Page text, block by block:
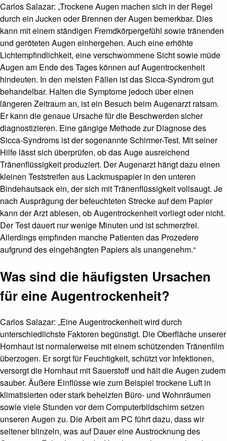
Carlos Salazar: „Trockene Augen machen sich in der Regel
durch ein Jucken oder Brennen der Augen bemerkbar. Dies
kann mit einem ständigen Fremdkörpergefühl sowie tränenden
und geröteten Augen einhergehen. Auch eine erhöhte
Lichtempfindlichkeit, eine verschwommene Sicht sowie müde
Augen am Ende des Tages können auf Augentrockenheit
hindeuten. In den meisten Fällen ist das Sicca-Syndrom gut
behandelbar. Halten die Symptome jedoch über einen
längeren Zeitraum an, ist ein Besuch beim Augenarzt ratsam.
Er kann die genaue Ursache für die Beschwerden sicher
diagnostizieren. Eine gängige Methode zur Diagnose des
Sicca-Syndroms ist der sogenannte Schirmer-Test. Mit seiner
Hilfe lässt sich überprüfen, ob das Auge ausreichend
Tränenflüssigkeit produziert. Der Augenarzt hängt dazu einen
kleinen Teststreifen aus Lackmuspapier in den unteren
Bindehautsack ein, der sich mit Tränenflüssigkeit vollsaugt. Je
nach Ausprägung der befeuchteten Strecke auf dem Papier
kann der Arzt ablesen, ob Augentrockenheit vorliegt oder nicht.
Der Test dauert nur wenige Minuten und ist schmerzfrei.
Allerdings empfinden manche Patienten das Prozedere
aufgrund des eingehängten Papiers als unangenehm.“
Was sind die häufigsten Ursachen
für eine Augentrockenheit?
Carlos Salazar: „Eine Augentrockenheit wird durch
unterschiedlichste Faktoren begünstigt. Die Oberfläche unserer
Hornhaut ist normalerweise mit einem schützenden Tränenfilm
überzogen. Er sorgt für Feuchtigkeit, schützt vor Infektionen,
versorgt die Hornhaut mit Sauerstoff und hält die Augen zudem
sauber. Äußere Einflüsse wie zum Beispiel trockene Luft in
klimatisierten oder stark beheizten Büro- und Wohnräumen
sowie viele Stunden vor dem Computerbildschirm setzen
unseren Augen zu. Die Arbeit am PC führt dazu, dass wir
seltener blinzeln, was auf Dauer eine Austrocknung des